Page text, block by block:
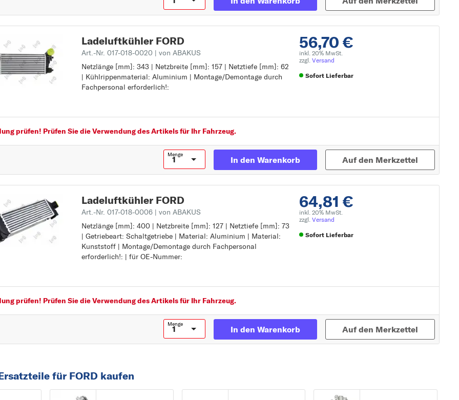
TAUNUS
TOURNEO CONNECT
TOURNEO CONNECT
TOURNEO COURIER
TOURNEO CUSTOM
TRANSIT CONNECT
TRANSIT CUSTOM
56,70 €
inkl. 20% MwSt.
zzgl. Versand
Sofort Lieferbar
Ladeluftkühler FORD
Art.-Nr. 017-018-0020 | von ABAKUS
Netzlänge [mm]: 343 | Netzbreite [mm]: 157 | Netztiefe [mm]: 62
| Kühlrippenmaterial: Aluminium | Montage/Demontage durch
Fachpersonal erforderlich!:
Netzlänge [mm]: 343
Netzbreite [mm]: 157
Netztiefe [mm]: 62
prüfen! Prüfen Sie die Verwendung des Artikels für Ihr Fahrzeug.
Menge
In den Warenkorb Auf den Merkzettel
64,81 €
inkl. 20% MwSt.
zzgl. Versand
Sofort Lieferbar
Ladeluftkühler FORD
Art.-Nr. 017-018-0006 | von ABAKUS
Netzlänge [mm]: 400 | Netzbreite [mm]: 127 | Netztiefe [mm]: 73
| Getriebeart: Schaltgetriebe | Material: Aluminium | Material:
Kunststoff | Montage/Demontage durch Fachpersonal
erforderlich!: | für OE-Nummer:
Netzlänge [mm]: 400
Netzbreite [mm]: 127
Netztiefe [mm]: 73
Getriebeart: Schaltgetriebe
Montage/Demontage durch Fachpersonal erforderlich!:
für OE-Nummer:
prüfen! Prüfen Sie die Verwendung des Artikels für Ihr Fahrzeug.
Menge
In den Warenkorb Auf den Merkzettel
für FORD kaufen